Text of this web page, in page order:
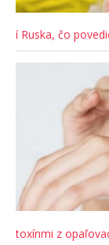
í Ruska, čo
toxínmi z